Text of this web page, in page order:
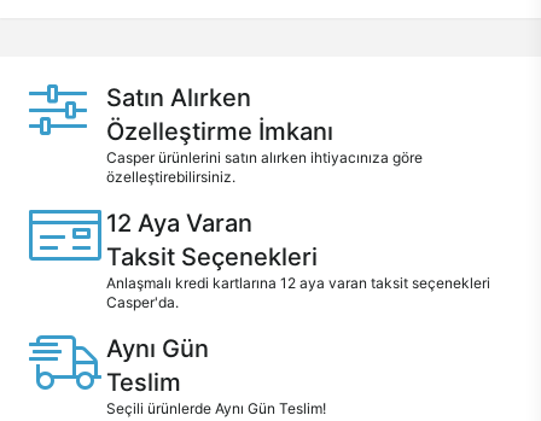
Satın Alırken
Özelleştirme İmkanı
Casper ürünlerini satın alırken ihtiyacınıza göre
özelleştirebilirsiniz.
12 Aya Varan
Taksit Seçenekleri
Anlaşmalı kredi kartlarına 12 aya varan taksit seçenekleri
Casper'da.
Aynı Gün
Teslim
Seçili ürünlerde Aynı Gün Teslim!